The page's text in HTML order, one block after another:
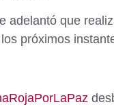
adelantó que
próximos